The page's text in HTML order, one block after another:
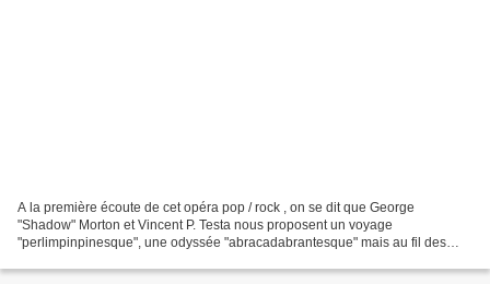
A la première écoute de cet opéra pop / rock , on se dit que George
"Shadow" Morton et Vincent P. Testa nous proposent un voyage
"perlimpinpinesque", une odyssée "abracadabrantesque" mais au fil des